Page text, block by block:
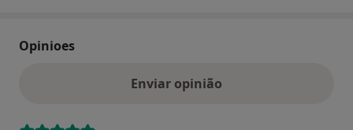
Opinioes
Enviar opinião